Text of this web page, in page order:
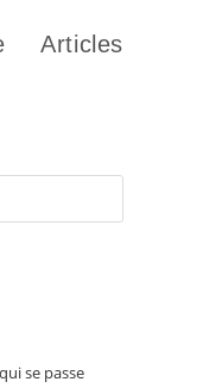
Articles
se passe